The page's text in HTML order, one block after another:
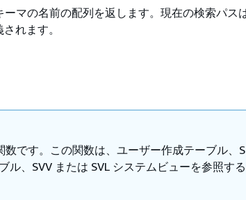
マの名前の配列を返します。現在の検索パスは
れます。
数です。この関数は、ユーザー作成テーブル、
ル、SVV または SVL システムビューを参照する